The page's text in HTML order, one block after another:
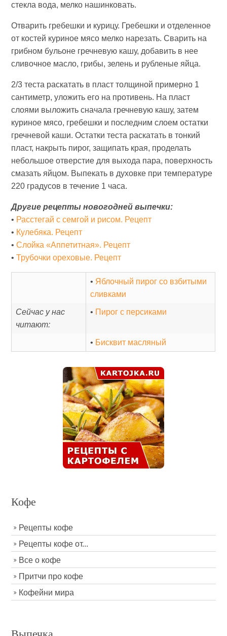
стекла вода, мелко нашинковать.
Отварить гребешки и курицу. Гребешки и отделенное
от костей куриное мясо мелко нарезать. Сварить на
грибном бульоне гречневую кашу, добавить в нее
сливочное масло, грибы, зелень и рубленые яйца.
2/3 теста раскатать в пласт толщиной примерно 1
сантиметр, уложить его на противень. На пласт
слоями выложить сначала гречневую кашу, затем
куриное мясо, гребешки и последним слоем остатки
гречневой каши. Остатки теста раскатать в тонкий
пласт, накрыть пирог, защипать края, проделать
небольшое отверстие для выхода пара, поверхность
смазать яйцом. Выпекать в духовке при температуре
220 градусов в течение 1 часа.
Другие рецепты новогодней выпечки:
• Расстегай с семгой и рисом. Рецепт
• Кулебяка. Рецепт
•Слойка «Аппетитная». Рецепт
•Трубочки ореховые. Рецепт
• Яблочный пирог со взбитыми
сливками
Сейчас у нас
читают:
• Пирог с персиками
• Бисквит масляный
Кофе
Рецепты кофе
Рецепты кофе от...
Все о кофе
Притчи про кофе
Кофейни мира